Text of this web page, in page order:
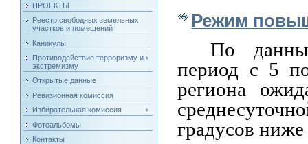
ПРОЕКТЫ
Реестр свободных земельных
участков и помещений
Каникулы
Противодействие терроризму и
экстремизму
Открытые данные
Ревизионная комиссия
Избирательная комиссия
Фотоальбомы
Контакты
Режим
По
период с 5
региона
градусов